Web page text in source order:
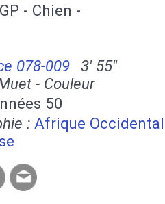
- Chien -
078-009
3' 55''
- Couleur
50
: Afrique